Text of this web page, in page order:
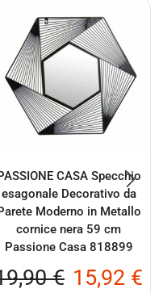
CASA Specchio
esagonale Decorativo da
Moderno in Metallo
cornice nera 59 cm
Passione Casa 818899
€ 15,92 €